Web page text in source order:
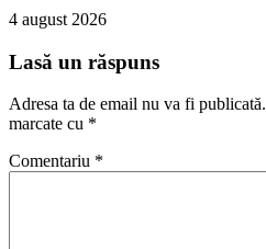
4 august 2026
Lasă un răspuns
Adresa ta de email nu va fi publicată.
marcate cu *
Comentariu *